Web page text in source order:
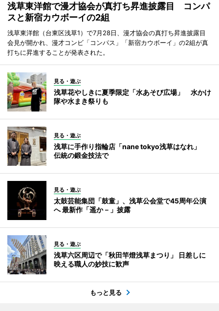
浅草東洋館で漫才協会が真打ち昇進披露目 コンパ
スと新宿カウボーイの2組
浅草東洋館（台東区浅草1）で7月28日、漫才協会の真打ち昇進披露目
会見が開かれ、漫才コンビ「コンパス」「新宿カウボーイ」の2組が真
打ちに昇進することが発表された。
見る・遊ぶ
浅草花やしきに夏季限定「水あそび広場」 水かけ
隊や水まき祭りも
見る・遊ぶ
浅草に手作り指輪店「nane tokyo浅草はなれ」
伝統の鍛金技法で
見る・遊ぶ
太鼓芸能集団「鼓童」、浅草公会堂で45周年公演
へ 最新作「遥か－」披露
見る・遊ぶ
浅草六区周辺で「秋田竿燈浅草まつり」 日差しに
映える職人の妙技に歓声
もっと見る